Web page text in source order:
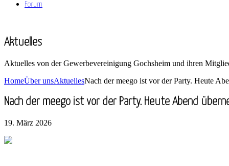
Forum
Aktuelles
Aktuelles von der Gewerbevereinigung Gochsheim und ihren
HomeÜber unsAktuellesNach der meego ist vor der Party. Heute
Nach der meego ist vor der Party. Heute Abend
19. März 2026